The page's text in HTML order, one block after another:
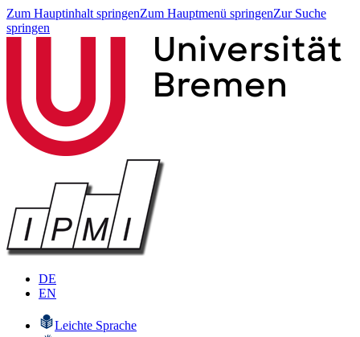
Zum Hauptinhalt springenZum Hauptmenü springenZur Suche
springen
DE
EN
Leichte Sprache